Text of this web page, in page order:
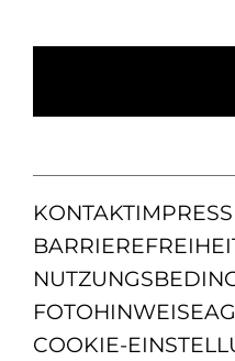
KONTAKT
FOTOHINWEISE
COOKIE-